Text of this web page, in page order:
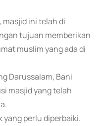
masjid ini telah di
tujuan memberikan
muslim yang ada di
Darussalam, Bani
masjid yang telah
yang perlu diperbaiki.